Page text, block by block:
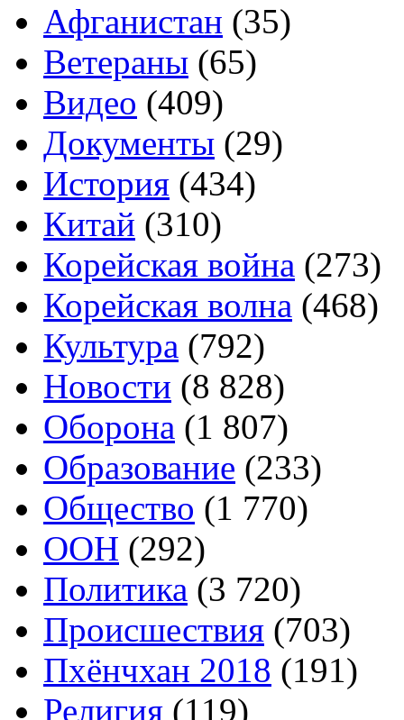
Афганистан (35)
Ветераны (65)
Видео (409)
Документы (29)
История (434)
Китай (310)
Корейская война (273)
Корейская волна (468)
Культура (792)
Новости (8 828)
Оборона (1 807)
Образование (233)
Общество (1 770)
ООН (292)
Политика (3 720)
Происшествия (703)
Пхёнчхан 2018 (191)
Религия (119)